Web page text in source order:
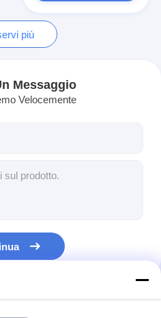
colata
più
Messaggio
Velocemente